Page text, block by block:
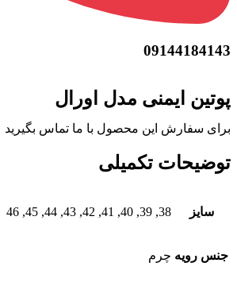
09144184143
پوتین ایمنی مدل اورال
برای سفارش این محصول با ما تماس بگیرید
توضیحات تکمیلی
سایز 38, 39, 40, 41, 42, 43, 44, 45, 46
جنس رویه چرم